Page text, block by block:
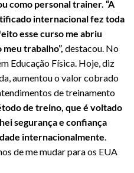
como personal trainer. “A
internacional fez toda
esse curso me abriu
trabalho”, destacou. No
Educação Física. Hoje, diz
aumentou o valor cobrado
de treinamento
de treino, que é voltado
segurança e confiança
internacionalmente.
de me mudar para os EUA